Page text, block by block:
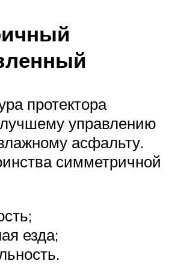
протектора
лучшему управлению
асфальту.
симметричной
езда;